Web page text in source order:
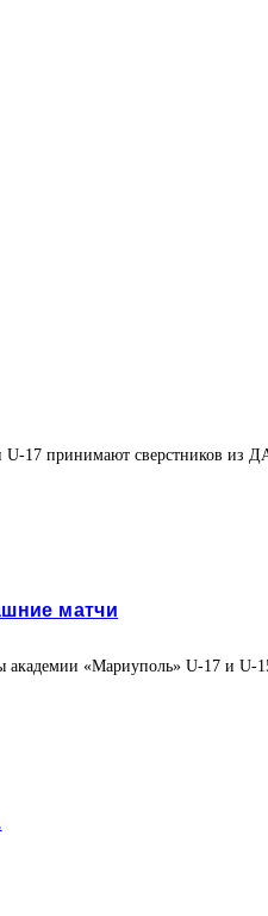
17 принимают сверстников
матчи
академии «Мариуполь» U-17 и